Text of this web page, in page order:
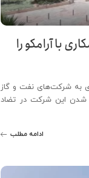
با آرامکو را
به شرکت‌های نفت و گاز
شدن این شرکت در تضاد
ادامه مطلب